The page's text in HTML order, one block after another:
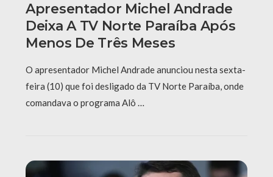
Apresentador Michel Andrade
Deixa A TV Norte Paraíba Após
Menos De Três Meses
O apresentador Michel Andrade anunciou nesta sexta-
feira (10) que foi desligado da TV Norte Paraíba, onde
comandava o programa Alô …